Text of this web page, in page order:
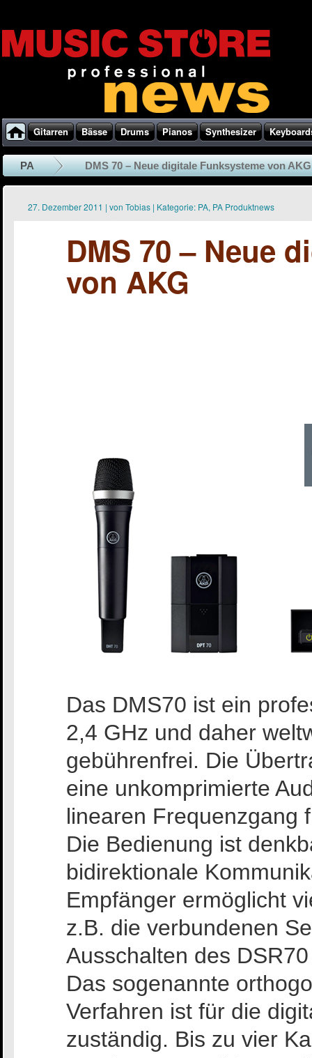
Gitarren Bässe Drums Pianos Synthesizer
PA DMS 70 – Neue digitale Funksysteme von AKG
27. Dezember 2011 | von Tobias | Kategorie: PA, PA Produktnews
DMS 70 – Neue
von AKG
Das DMS70 ist ein
2,4 GHz und daher
gebührenfrei. Die
eine unkomprimierte
linearen Frequenzgang
Die Bedienung ist
bidirektionale
Empfänger ermöglicht
z.B. die verbundenen
Ausschalten des
Das sogenannte
Verfahren ist für die
zuständig. Bis zu vier